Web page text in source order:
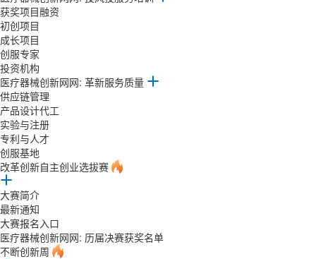
获奖项目融资
初创项目
成长项目
创服专家
投资机构
医疗器械创新网网: 革新服务质量
供应链管理
产品设计代工
实验与注册
专利与人才
创服基地
改革创新自主创业选拔赛
大赛简介
最新通知
大赛报名入口
医疗器械创新网网: 历届决赛获奖名单
不断创新周